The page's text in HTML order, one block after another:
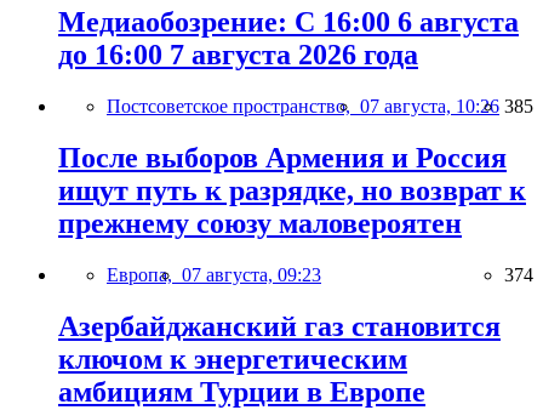
Медиаобозрение: С 16:00 6 августа
до 16:00 7 августа 2026 года
Постсоветское пространство, 07 августа, 10:26 385
После выборов Армения и Россия
ищут путь к разрядке, но возврат к
прежнему союзу маловероятен
Европа, 07 августа, 09:23 374
Азербайджанский газ становится
ключом к энергетическим
амбициям Турции в Европе